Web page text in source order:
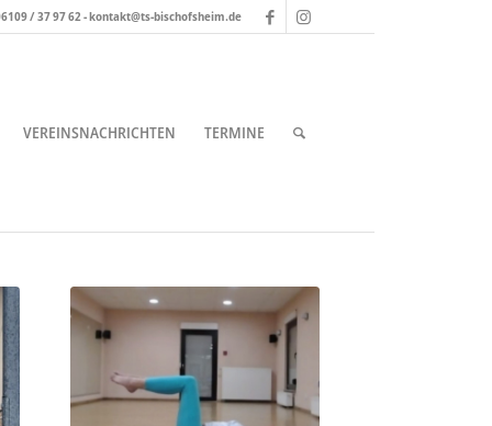
/ 37 97 62 - kontakt@ts-bischofsheim.de
VEREINSNACHRICHTEN TERMINE